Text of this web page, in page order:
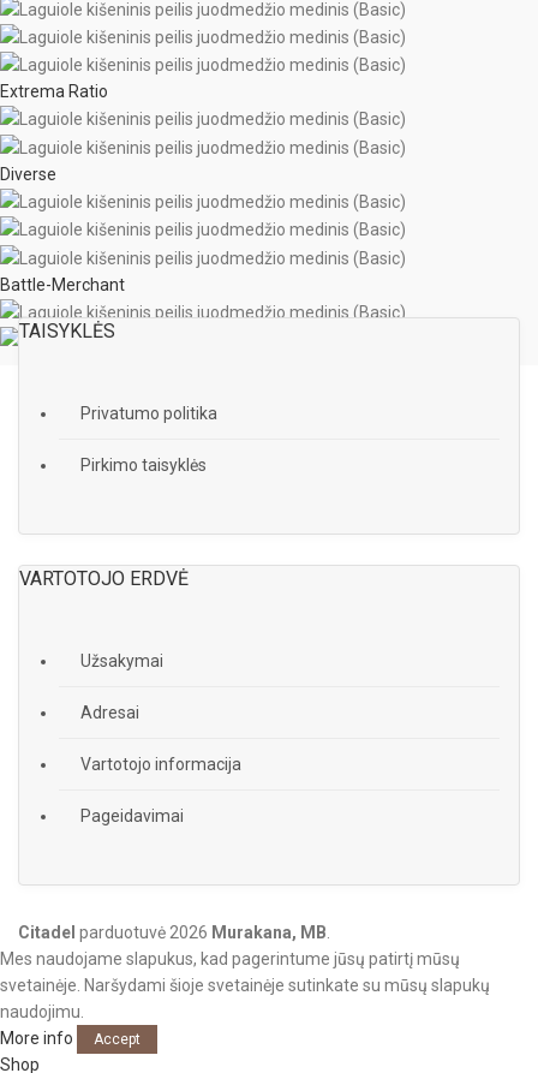
Extrema Ratio
Diverse
Battle-Merchant
TAISYKLĖS
Privatumo politika
Pirkimo taisyklės
VARTOTOJO ERDVĖ
Užsakymai
Adresai
Vartotojo informacija
Pageidavimai
Citadel parduotuvė 2026 Murakana, MB
Mes naudojame slapukus, kad pagerintume jūsų patirtį mūsų
svetainėje. Naršydami šioje svetainėje sutinkate su mūsų slapukų
naudojimu.
More info
Accept
Shop